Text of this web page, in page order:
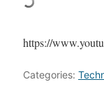
https://
Categories: